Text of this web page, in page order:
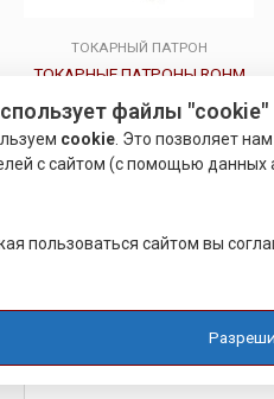
ТОКАРНЫЙ ПАТРОН
ТОКАРНЫЕ ПАТРОНЫ ROHM
Оценка
4.00
файлы "cookie"
cookie . Это позволяет
с сайтом (с помощью данных
пользоваться сайтом вы